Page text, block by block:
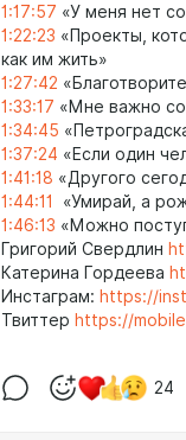
1:17:57 «У меня нет
1:22:23 «Проекты,
как им жить»
1:27:42
1:33:17 «Мне важно
1:34:45
1:37:24 «Если один
1:41:18 «Другого
1:44:11
«Умирай, а
1:46:13 «Можно
Григорий Свердлин
Катерина Гордеева
Инстаграм: https://
Твиттер https://
24